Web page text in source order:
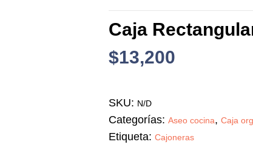
Caja
$13,200
SKU: N/D
Categorías: Aseo cocina, Caja
Etiqueta: Cajoneras